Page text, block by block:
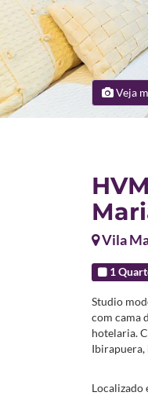
Veja
Vila
1
Studio
com cama
hotelaria.
Ibirapuera,
Localizado